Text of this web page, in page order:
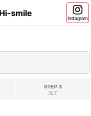
smile
Instagram
STEP 3
完了